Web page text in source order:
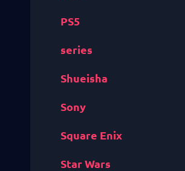
PS5
series
Shueisha
Sony
Square Enix
Star Wars